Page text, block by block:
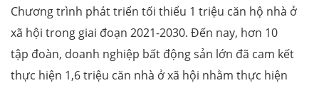
Chương trình phát triển tối thiểu 1 triệu căn hộ nhà ở
xã hội trong giai đoạn 2021-2030. Đến nay, hơn 10
tập đoàn, doanh nghiệp bất động sản lớn đã cam kết
thực hiện 1,6 triệu căn nhà ở xã hội nhằm thực hiện